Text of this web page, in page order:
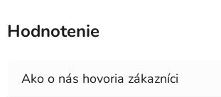
Hodnotenie